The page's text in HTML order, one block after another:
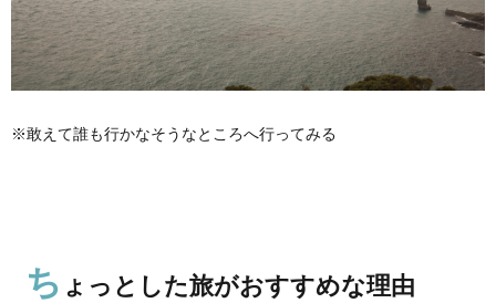
※敢えて誰も行かなそうなところへ行ってみる
ち ょっとした旅がおすすめな理由